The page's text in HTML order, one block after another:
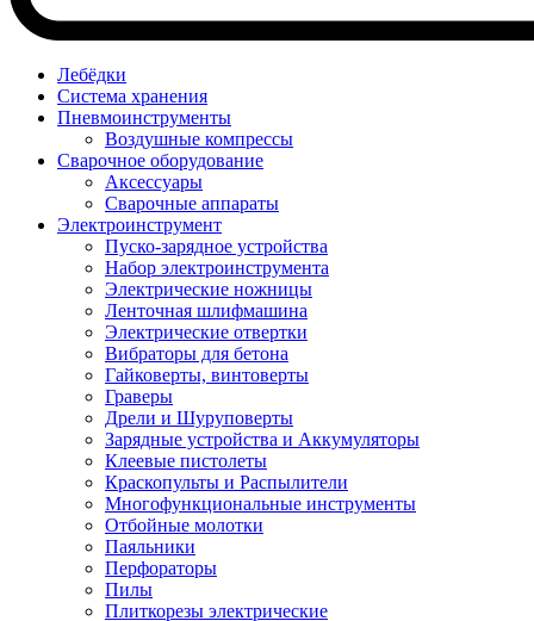
Лебёдки
Система хранения
Пневмоинструменты
Воздушные компрессы
Сварочное оборудование
Аксессуары
Сварочные аппараты
Электроинструмент
Пуско-зарядное устройства
Набор электроинструмента
Электрические ножницы
Ленточная шлифмашина
Электрические отвертки
Вибраторы для бетона
Гайковерты, винтоверты
Граверы
Дрели и Шуруповерты
Зарядные устройства и Аккумуляторы
Клеевые пистолеты
Краскопульты и Распылители
Многофункциональные инструменты
Отбойные молотки
Паяльники
Перфораторы
Пилы
Плиткорезы электрические